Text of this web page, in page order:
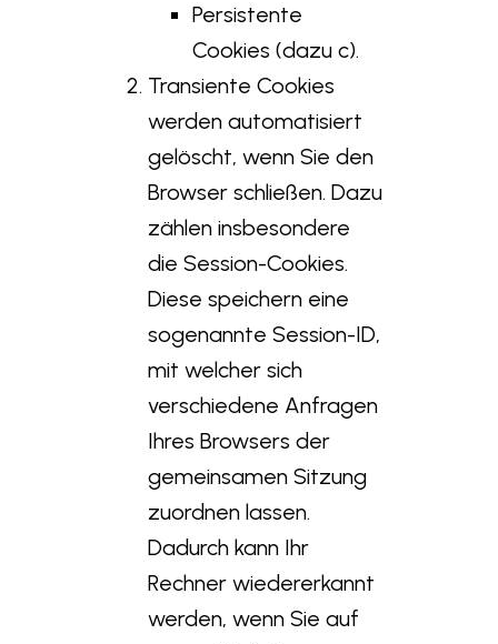
Persistente
Cookies (dazu c).
Transiente Cookies
werden automatisiert
gelöscht, wenn Sie den
Browser schließen. Dazu
zählen insbesondere
die Session-Cookies.
Diese speichern eine
sogenannte Session-ID,
mit welcher sich
verschiedene Anfragen
Ihres Browsers der
gemeinsamen Sitzung
zuordnen lassen.
Dadurch kann Ihr
Rechner wiedererkannt
werden, wenn Sie auf